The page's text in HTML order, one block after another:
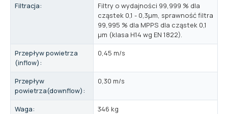
Filtracja:
Filtry o wydajności 99,999 % dla
cząstek 0,1 - 0,3μm, sprawność filtra
99,995 % dla MPPS dla cząstek 0,1
μm (klasa H14 wg EN 1822).
Przepływ powietrza
(inflow):
0,45 m/s
Przepływ
powietrza(downflow):
0,30 m/s
Waga:
346 kg